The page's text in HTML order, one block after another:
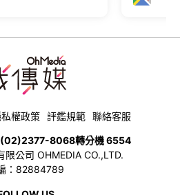
私權政策 評鑑規範 聯絡客服
(02)2377-8068轉分機 6554
限公司 OHMEDIA CO.,LTD.
：82884789